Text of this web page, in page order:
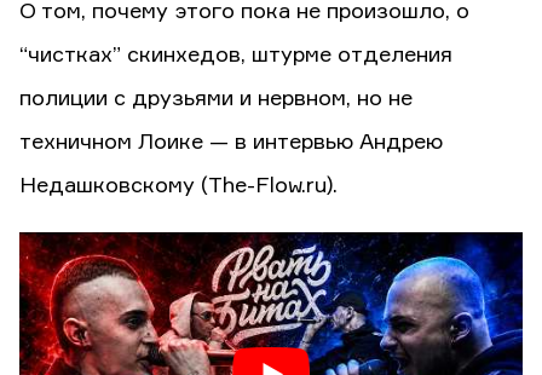
О том, почему этого пока не произошло, о
“чистках” скинхедов, штурме отделения
полиции с друзьями и нервном, но не
техничном Лоике — в интервью Андрею
Недашковскому (The-Flow.ru).